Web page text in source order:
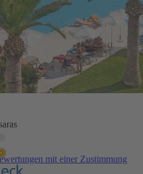
mit einer Zustimmung